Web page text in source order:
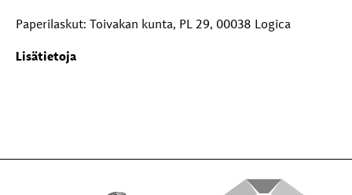
Paperilaskut: Toivakan kunta, PL 29, 00038 Logica
Lisätietoja